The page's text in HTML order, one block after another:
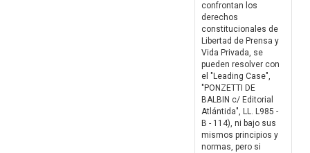
confrontan los
derechos
constitucionales de
Libertad de Prensa y
Vida Privada, se
pueden resolver con
el "Leading Case",
"PONZETTI DE
BALBIN c/ Editorial
Atlántida", LL. L985 -
B - 114), ni bajo sus
mismos principios y
normas, pero si